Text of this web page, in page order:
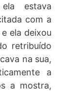
estava
com a
ela deixou
retribuído
na sua,
a
a mostra,